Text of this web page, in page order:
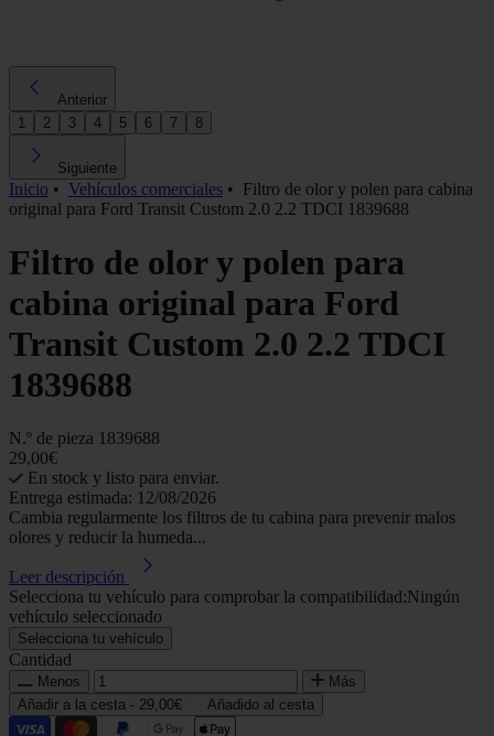
Anterior
1
2 3 4 5 6 7 8
Siguiente
Inicio • Vehículos comerciales • Filtro de olor y polen para cabina
original para Ford Transit Custom 2.0 2.2 TDCI 1839688
Filtro de olor y polen para
cabina original para Ford
Transit Custom 2.0 2.2 TDCI
1839688
N.º de pieza 1839688
29,00€
En stock y listo para enviar.
Entrega estimada: 12/08/2026
Cambia regularmente los filtros de tu cabina para prevenir malos
olores y reducir la humeda...
Leer descripción
Selecciona tu vehículo para comprobar la compatibilidad:Ningún
vehículo seleccionado
Selecciona tu vehículo
Cantidad
Menos
Más
Añadir a la cesta - 29,00€ Añadido al cesta